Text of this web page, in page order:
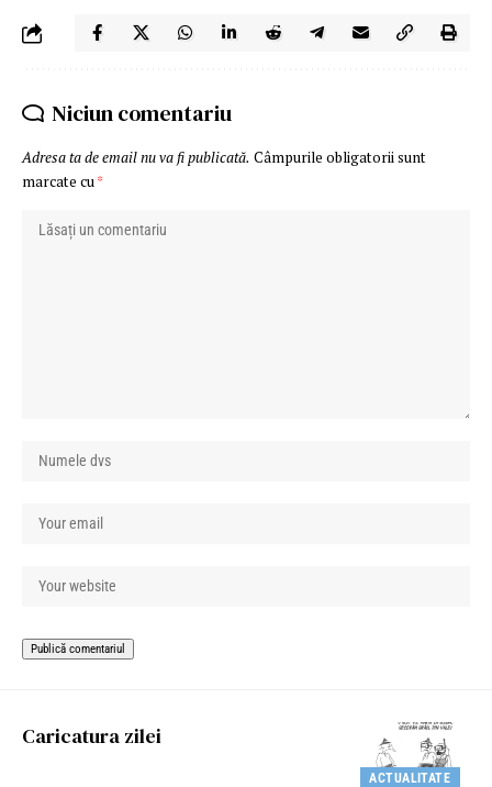
Niciun comentariu
Adresa ta de email nu va fi publicată. Câmpurile obligatorii sunt
marcate cu*
ACTUALITATE
Caricatura zilei